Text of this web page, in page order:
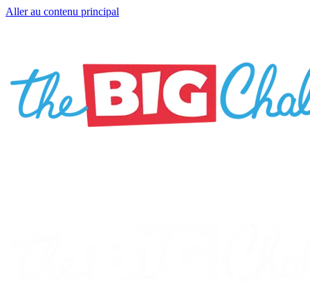
Aller au contenu principal